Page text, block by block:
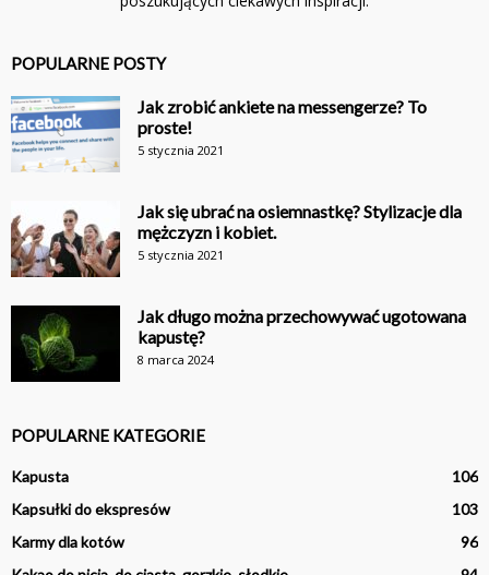
POPULARNE POSTY
Jak zrobić ankiete na messengerze? To
proste!
5 stycznia 2021
Jak się ubrać na osiemnastkę? Stylizacje dla
mężczyzn i kobiet.
5 stycznia 2021
Jak długo można przechowywać ugotowana
kapustę?
8 marca 2024
POPULARNE KATEGORIE
Kapusta
106
Kapsułki do ekspresów
103
Karmy dla kotów
96